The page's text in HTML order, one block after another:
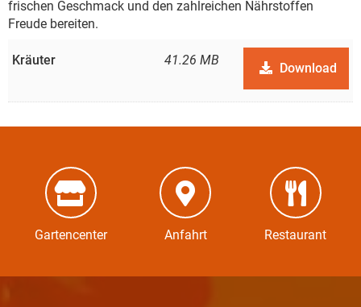
frischen Geschmack und den zahlreichen Nährstoffen
Freude bereiten.
Kräuter
Download
41.26 MB
Gartencenter Anfahrt Restaurant